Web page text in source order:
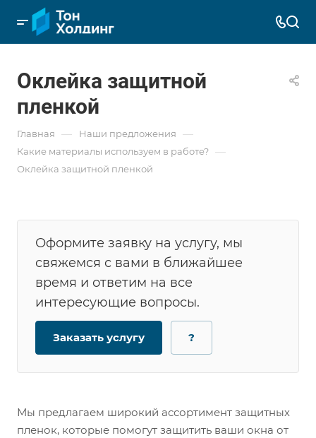
Оклейка защитной
пленкой
Главная — Наши предложения —
Какие материалы используем в работе? —
Оклейка защитной пленкой
Оформите заявку на услугу, мы
свяжемся с вами в ближайшее
время и ответим на все
интересующие вопросы.
Заказать услугу ?
Мы предлагаем широкий ассортимент защитных
пленок, которые помогут защитить ваши окна от